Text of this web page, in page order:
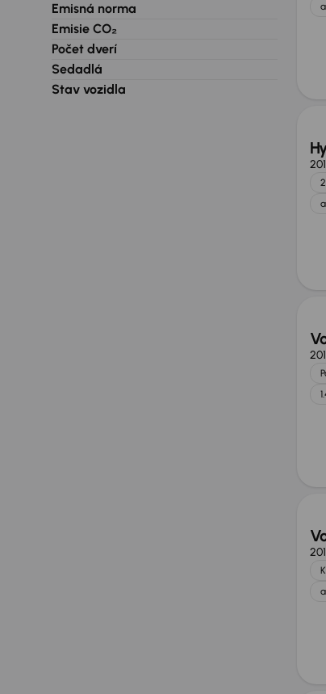
Emisná norma
Emisie CO₂
Počet dverí
Sedadlá
Stav vozidla